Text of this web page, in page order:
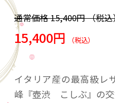
通常価格15,400円（税
15,400円 （税込）
イタリア産の最高級レ
峰『壺渋 こしぶ』の